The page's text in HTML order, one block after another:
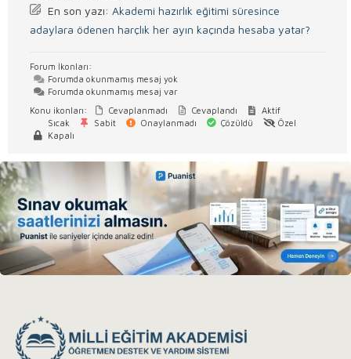
En son yazı: Akademi hazırlık eğitimi süresince
adaylara ödenen harçlık her ayın kaçında hesaba yatar?
Forum İkonları:
Forumda okunmamış mesaj yok
Forumda okunmamış mesaj var
Konu ikonları:
Cevaplanmadı Cevaplandı
Aktif
Sıcak
Sabit Onaylanmadı Çözüldü
Özel
Kapalı